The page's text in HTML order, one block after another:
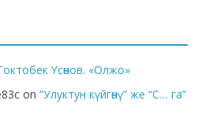
Үсөнов. «Олжо»
on“Улуктун күйгөнү” же “С… га”